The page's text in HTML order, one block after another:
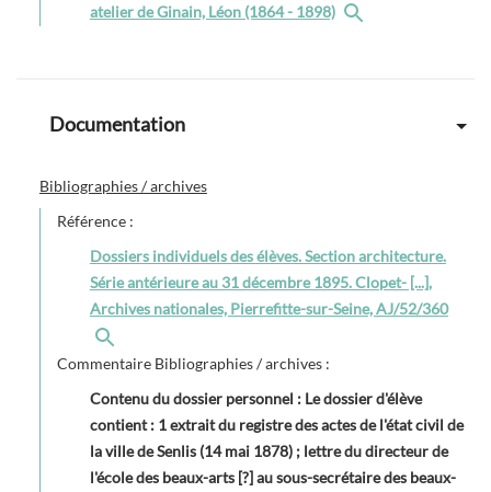
atelier de Ginain, Léon (1864 - 1898)
Documentation
Bibliographies / archives
Référence :
Dossiers individuels des élèves. Section architecture.
Série antérieure au 31 décembre 1895. Clopet- [...],
Archives nationales, Pierrefitte-sur-Seine, AJ/52/360
Commentaire Bibliographies / archives :
Contenu du dossier personnel : Le dossier d'élève
contient : 1 extrait du registre des actes de l'état civil de
la ville de Senlis (14 mai 1878) ; lettre du directeur de
l'école des beaux-arts [?] au sous-secrétaire des beaux-